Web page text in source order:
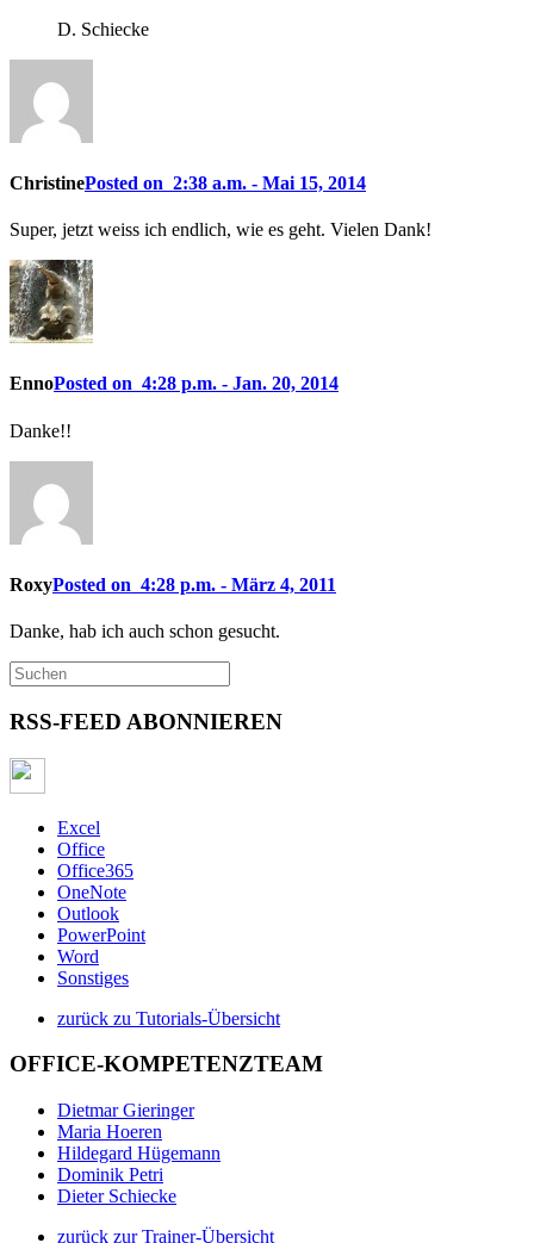
D. Schiecke
ChristinePosted on 2:38 a.m. - Mai 15, 2014
Super, jetzt weiss ich endlich, wie es geht. Vielen Dank!
EnnoPosted on 4:28 p.m. - Jan. 20, 2014
Danke!!
RoxyPosted on 4:28 p.m. - März 4, 2011
Danke, hab ich auch schon gesucht.
RSS-FEED ABONNIEREN
Excel
Office
Office365
OneNote
Outlook
PowerPoint
Word
Sonstiges
zurück zu Tutorials-Übersicht
OFFICE-KOMPETENZTEAM
Dietmar Gieringer
Maria Hoeren
Hildegard Hügemann
Dominik Petri
Dieter Schiecke
zurück zur Trainer-Übersicht